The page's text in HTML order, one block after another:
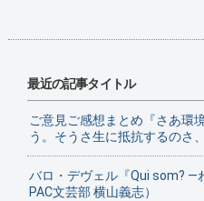
最近の記事タイトル
ご意見ご感想まとめ『さあ環
う。そうさ生に抵抗するのさ、
バロ・デヴェル『Qui som? ―
PAC文芸部 横山義志）